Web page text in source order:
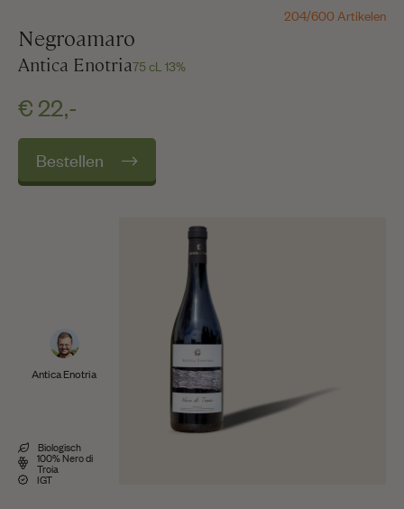
204/600 Artikelen
Negroamaro
Antica Enotria75 cL 13%
€ 22,-
Bestellen
Antica Enotria
Biologisch
100% Nero di
Troia
IGT